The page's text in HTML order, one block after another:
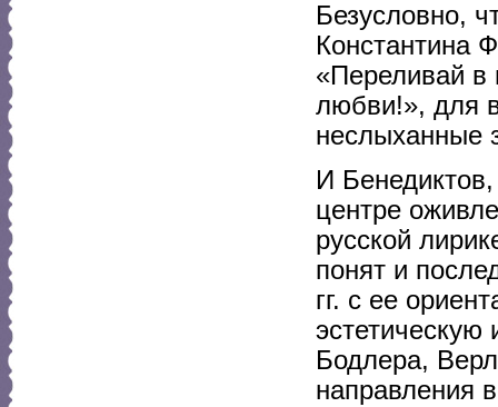
Безусловно,
Константина
«Переливай в
любви!», для
неслыханные
И
центре
русской
понят и
гг. с ее
Бодлера,
направления